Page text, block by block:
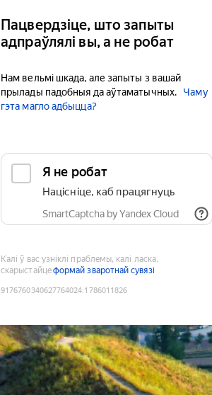
Пацвердзіце, што запыты
адпраўлялі вы, а не робат
Нам вельмі шкада, але запыты з вашай
прылады падобныя да аўтаматычных.
Чаму
гэта магло адбыцца?
Я не робат
Націсніце, каб працягнуць
SmartCaptcha by Yandex Cloud
Калі ў вас узніклі праблемы, калі ласка,
скарыстайцеформай зваротнай сувязі
9176760340627764024:1786011826